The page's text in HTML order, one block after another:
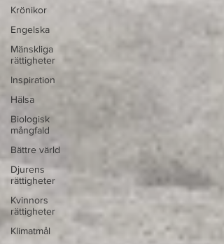
Krönikor
Engelska
Mänskliga
rättigheter
Inspiration
Hälsa
Biologisk
mångfald
Bättre värld
Djurens
rättigheter
Kvinnors
rättigheter
Klimatmål